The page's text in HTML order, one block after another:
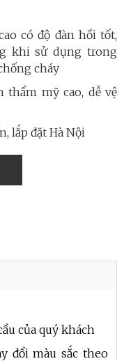
có độ đàn hồi tốt,
khi sử dụng trong
cháy
mỹ cao, dễ vệ
lắp đặt Hà Nội
của quý khách
đổi màu sắc theo